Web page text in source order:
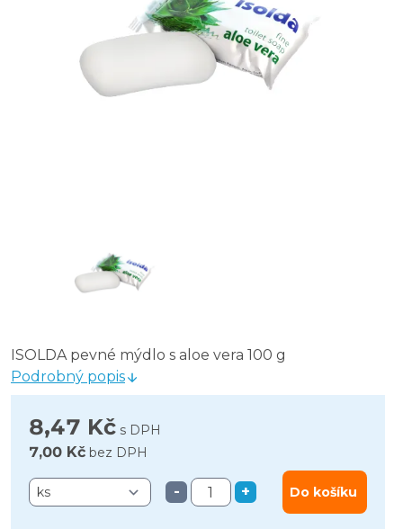
ISOLDA pevné mýdlo s aloe vera 100 g
Podrobný popis
8,47 Kč s DPH
7,00 Kč bez DPH
- + Do košíku